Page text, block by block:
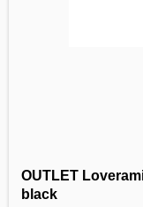
OUTLET
black